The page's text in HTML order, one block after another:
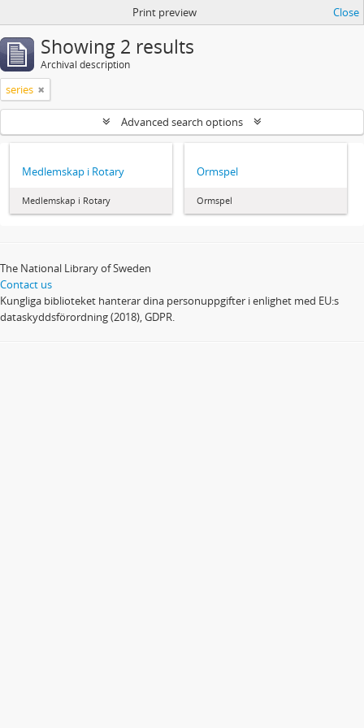
Print preview Close
Showing 2 results
Archival description
series
Advanced search options
Medlemskap i Rotary
Medlemskap i Rotary
Ormspel
Ormspel
The National Library of Sweden
Contact us
Kungliga biblioteket hanterar dina personuppgifter i enlighet med EU:s
dataskyddsförordning (2018), GDPR.